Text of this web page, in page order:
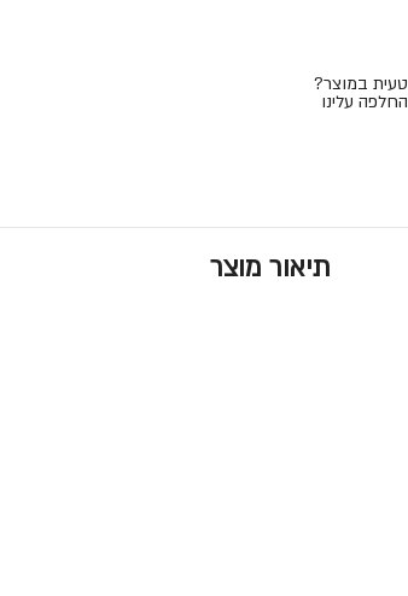
טעית במוצר?
החלפה עלינו
תיאור מוצר